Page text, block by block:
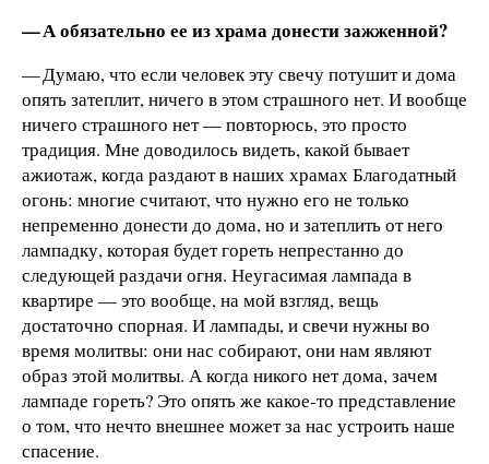
— А обязательно ее из храма донести зажженной?
— Думаю, что если человек эту свечу потушит и дома
опять затеплит, ничего в этом страшного нет. И вообще
ничего страшного нет — повторюсь, это просто
традиция. Мне доводилось видеть, какой бывает
ажиотаж, когда раздают в наших храмах Благодатный
огонь: многие считают, что нужно его не только
непременно донести до дома, но и затеплить от него
лампадку, которая будет гореть непрестанно до
следующей раздачи огня. Неугасимая лампада в
квартире — это вообще, на мой взгляд, вещь
достаточно спорная. И лампады, и свечи нужны во
время молитвы: они нас собирают, они нам являют
образ этой молитвы. А когда никого нет дома, зачем
лампаде гореть? Это опять же какое-то представление
о том, что нечто внешнее может за нас устроить наше
спасение.